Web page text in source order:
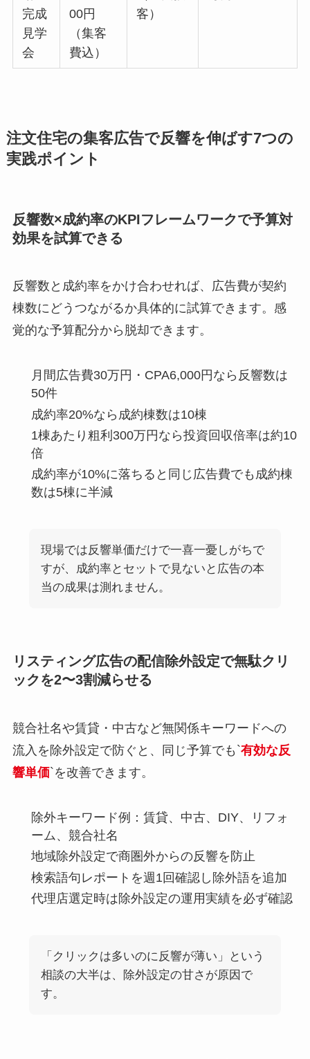
完成
見学
会
00円
（集客
費込）
客）
注文住宅の集客広告で反響を伸ばす7つの
実践ポイント
反響数×成約率のKPIフレームワークで予算対
効果を試算できる
反響数と成約率をかけ合わせれば、広告費が契約
棟数にどうつながるか具体的に試算できます。感
覚的な予算配分から脱却できます。
月間広告費30万円・CPA6,000円なら反響数は
50件
成約率20%なら成約棟数は10棟
1棟あたり粗利300万円なら投資回収倍率は約10
倍
成約率が10%に落ちると同じ広告費でも成約棟
数は5棟に半減
現場では反響単価だけで一喜一憂しがちで
すが、成約率とセットで見ないと広告の本
当の成果は測れません。
リスティング広告の配信除外設定で無駄クリ
ックを2〜3割減らせる
競合社名や賃貸・中古など無関係キーワードへの
流入を除外設定で防ぐと、同じ予算でも`有効な反
響単価`を改善できます。
除外キーワード例：賃貸、中古、DIY、リフォ
ーム、競合社名
地域除外設定で商圏外からの反響を防止
検索語句レポートを週1回確認し除外語を追加
代理店選定時は除外設定の運用実績を必ず確認
「クリックは多いのに反響が薄い」という
相談の大半は、除外設定の甘さが原因で
す。